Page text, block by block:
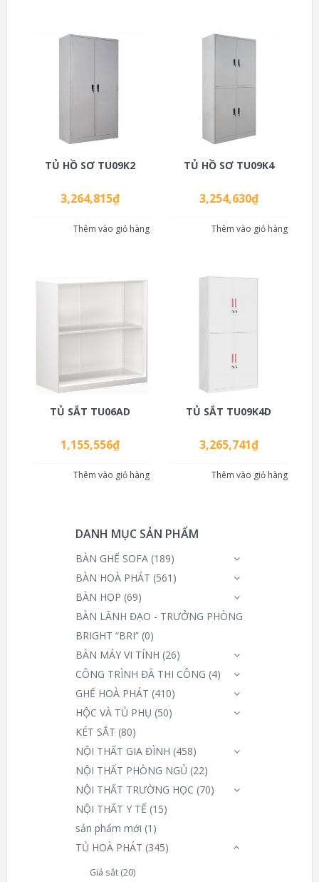
TỦ HỒ SƠ TU09K2
3,264,815₫
Thêm vào giỏ hàng
TỦ HỒ SƠ TU09K4
3,254,630₫
Thêm vào giỏ hàng
TỦ SẮT TU06AD
1,155,556₫
Thêm vào giỏ hàng
TỦ SẮT TU09K4D
3,265,741₫
Thêm vào giỏ hàng
DANH MỤC SẢN PHẨM
BÀN GHẾ SOFA (189)
BÀN HOÀ PHÁT (561)
BÀN HỌP (69)
BÀN LÃNH ĐẠO - TRƯỞNG PHÒNG
BRIGHT “BRI” (0)
BÀN MÁY VI TÍNH (26)
CÔNG TRÌNH ĐÃ THI CÔNG (4)
GHẾ HOÀ PHÁT (410)
HỘC VÀ TỦ PHỤ (50)
KÉT SẮT (80)
NỘI THẤT GIA ĐÌNH (458)
NỘI THẤT PHÒNG NGỦ (22)
NỘI THẤT TRƯỜNG HỌC (70)
NỘI THẤT Y TẾ (15)
sản phẩm mới (1)
TỦ HOÀ PHÁT (345)
Giá sắt (20)